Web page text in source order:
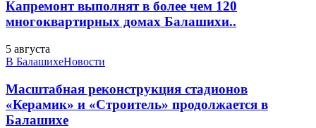
Капремонт выполнят в более чем 120
многоквартирных домах Балашихи..
5 августа
В БалашихеНовости
Масштабная реконструкция стадионов
«Керамик» и «Строитель» продолжается в
Балашихе